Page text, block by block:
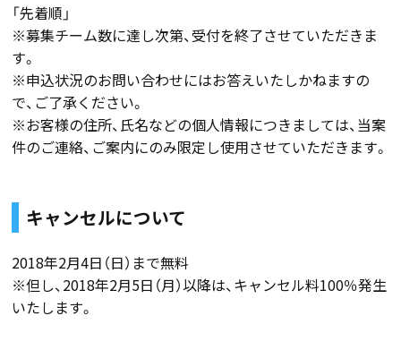
「先着順」
※募集チーム数に達し次第、受付を終了させていただきま
す。
※申込状況のお問い合わせにはお答えいたしかねますの
で、ご了承ください。
※お客様の住所、氏名などの個人情報につきましては、当案
件のご連絡、ご案内にのみ限定し使用させていただきます。
キャンセルについて
2018年2月4日（日）まで無料
※但し、2018年2月5日（月）以降は、キャンセル料100％発生
いたします。